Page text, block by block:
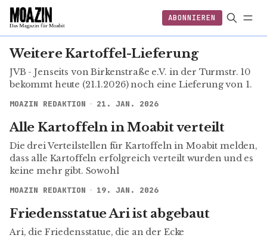
ABONNIEREN
EINLOGGEN
ABONNIEREN FOLGEN
Weitere Kartoffel-Lieferung
JVB - Jenseits von Birkenstraße e.V. in der Turmstr. 10
bekommt heute (21.1.2026) noch eine Lieferung von 1.
MOAZIN REDAKTION 21. JAN. 2026
Alle Kartoffeln in Moabit verteilt
Die drei Verteilstellen für Kartoffeln in Moabit melden,
dass alle Kartoffeln erfolgreich verteilt wurden und es
keine mehr gibt. Sowohl
MOAZIN REDAKTION 19. JAN. 2026
Friedensstatue Ari ist abgebaut
Ari, die Friedensstatue, die an der Ecke